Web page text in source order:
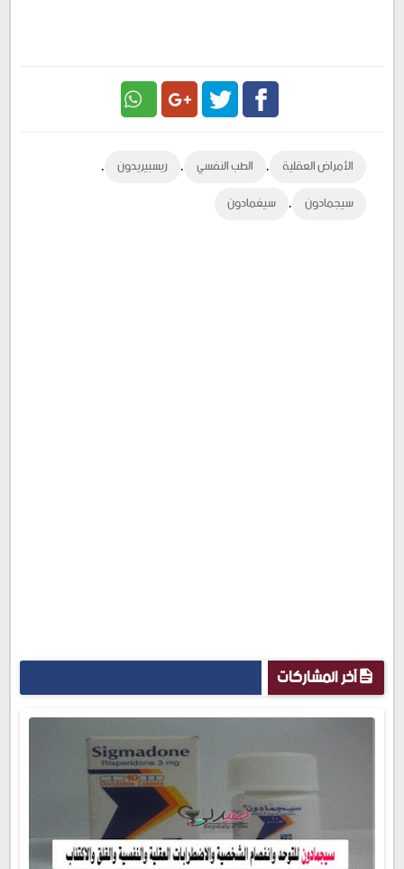
Plus الأمراض العقلية , الطب النفسي , ريسبيريدون ,
سيجمادون , سيغمادون
آخر المشاركات